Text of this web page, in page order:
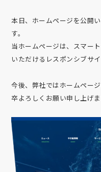
本日、ホームページを公開
す。
当ホームページは、スマー
いただけるレスポンシブサ
今後、弊社ではホームペー
卒よろしくお願い申し上げま